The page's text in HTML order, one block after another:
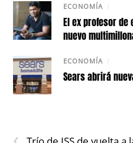
ECONOMÍA /
El ex profesor de
nuevo
ECONOMÍA /
Sears abrirá